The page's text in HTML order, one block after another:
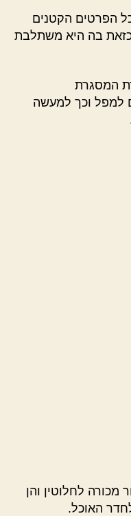
הפרטים הקטנים
כזאת בה היא משתלבת
המסגרת
למפל וכך למעשה
מכורה לחלוטין והן
האוכל.